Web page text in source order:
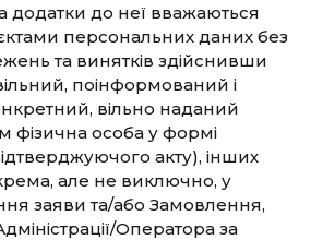
додатки до неї вважаються
персональних даних без
та винятків здійснивши
поінформований і
вільно наданий
фізична особа у формі
акту), інших
але не виключно, у
заяви та/або Замовлення,
Оператора за